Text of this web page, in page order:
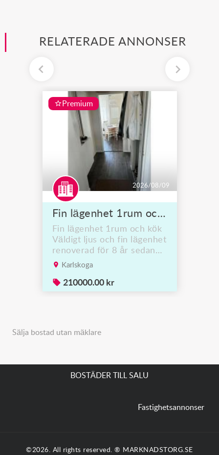
RELATERADE ANNONSER
Premium
2026/08/09
Fin lägenhet 1rum och kök säljes på frödingsvägen 7c karlskoga
Fin lägenhet 1rum och kök
Väldigt ljus och fin lägenhet
renoverad för 8 år sedan
och sparsamt använd med
Gemensam tvättstuga i
Karlskoga
210000.00 kr
Sälja bostad utan mäklare
BOSTÄDER TILL SALU
Fastighetsannonser
©2026. All rights reserved. ® MARKNADSTORG.SE